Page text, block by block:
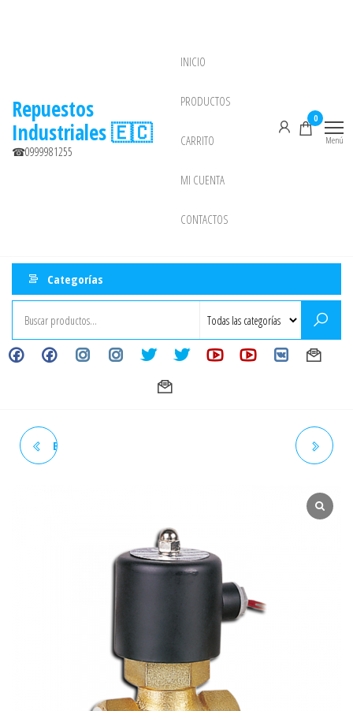
Repuestos
Industriales 🇪🇨
☎0999981255
INICIO
PRODUCTOS
CARRITO
MI CUENTA
CONTACTOS
0
Menú
Categorías
EMPAQUE FF 4" X 1/8" ANSI
LAMONS GRADO 304/304L (ACT. 12-24)